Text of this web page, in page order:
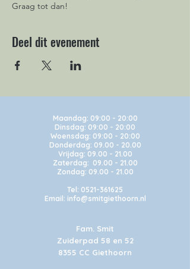
Graag tot dan!
Deel dit evenement
Maandag: 09:00 - 20:00
Dinsdag: 09:00 - 20:00
Woensdag: 09:00 - 20:00
Donderdag: 09.00 - 20.00
Vrijdag: 09.00 - 21.00
Zaterdag: 09.00 - 21.00
Zondag: 09.00 - 21.00
Tel: 0521-361625
Email: info@smitgiethoorn.nl
Fam. Smit
Zuiderpad 58 en 52
8355 CC Giethoorn